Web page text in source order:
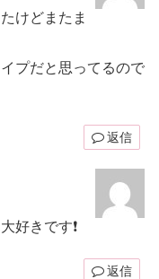
けどまたま
プだと思ってるので
返信
好きです❗
返信